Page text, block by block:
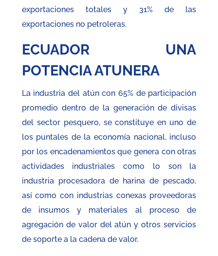
exportaciones totales y 31% de las
exportaciones no petroleras.
ECUADOR UNA
POTENCIA ATUNERA
La industria del atún con 65% de participación
promedio dentro de la generación de divisas
del sector pesquero, se constituye en uno de
los puntales de la economía nacional, incluso
por los encadenamientos que genera con otras
actividades industriales como lo son la
industria procesadora de harina de pescado,
así como con industrias conexas proveedoras
de insumos y materiales al proceso de
agregación de valor del atún y otros servicios
de soporte a la cadena de valor.